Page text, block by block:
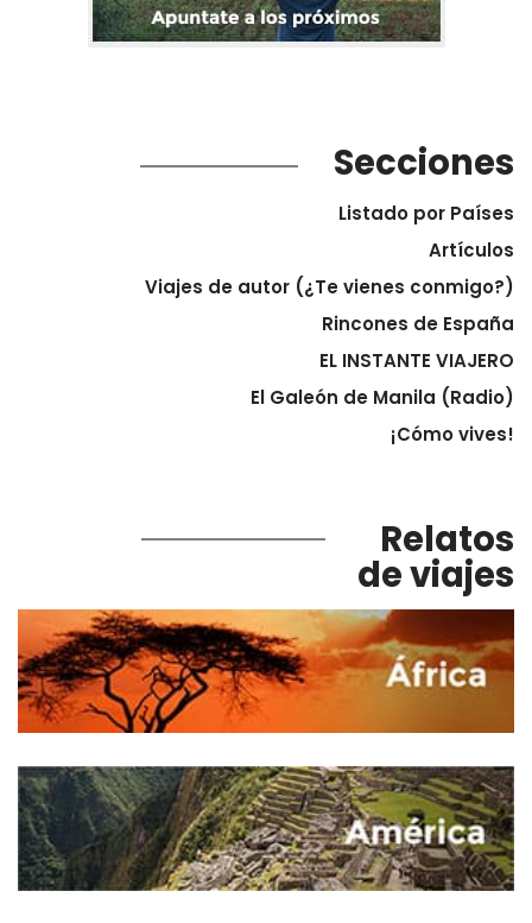
Secciones
Listado por Países
Artículos
Viajes de autor (¿Te vienes conmigo?)
Rincones de España
EL INSTANTE VIAJERO
El Galeón de Manila (Radio)
¡Cómo vives!
Relatos
de viajes